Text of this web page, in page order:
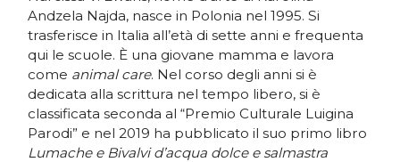
Andzela Najda, nasce in Polonia nel 1995. Si
trasferisce in Italia all’età di sette anni e frequenta
qui le scuole. È una giovane mamma e lavora
come animal care. Nel corso degli anni si è
dedicata alla scrittura nel tempo libero, si è
classificata seconda al “Premio Culturale Luigina
Parodi” e nel 2019 ha pubblicato il suo primo libro
Lumache e Bivalvi d’acqua dolce e salmastra